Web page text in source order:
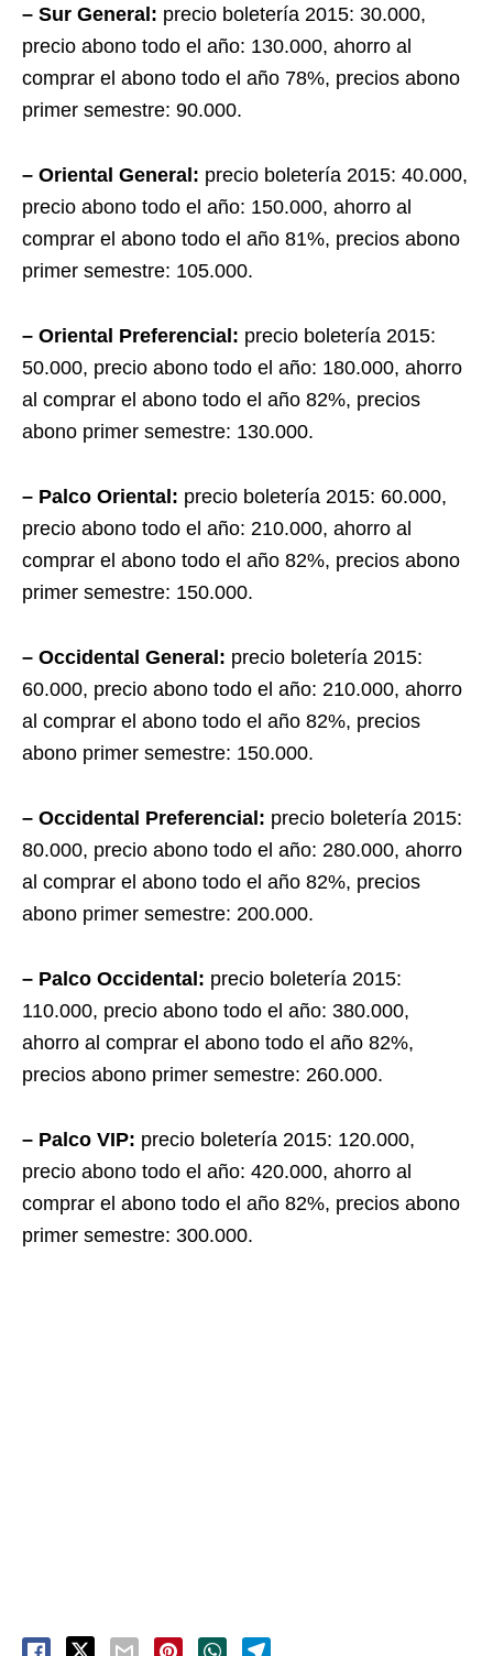
– Sur General: precio boletería 2015: 30.000,
precio abono todo el año: 130.000, ahorro al
comprar el abono todo el año 78%, precios abono
primer semestre: 90.000.
– Oriental General: precio boletería 2015: 40.000,
precio abono todo el año: 150.000, ahorro al
comprar el abono todo el año 81%, precios abono
primer semestre: 105.000.
– Oriental Preferencial: precio boletería 2015:
50.000, precio abono todo el año: 180.000, ahorro
al comprar el abono todo el año 82%, precios
abono primer semestre: 130.000.
– Palco Oriental: precio boletería 2015: 60.000,
precio abono todo el año: 210.000, ahorro al
comprar el abono todo el año 82%, precios abono
primer semestre: 150.000.
– Occidental General: precio boletería 2015:
60.000, precio abono todo el año: 210.000, ahorro
al comprar el abono todo el año 82%, precios
abono primer semestre: 150.000.
– Occidental Preferencial: precio boletería 2015:
80.000, precio abono todo el año: 280.000, ahorro
al comprar el abono todo el año 82%, precios
abono primer semestre: 200.000.
– Palco Occidental: precio boletería 2015:
110.000, precio abono todo el año: 380.000,
ahorro al comprar el abono todo el año 82%,
precios abono primer semestre: 260.000.
– Palco VIP: precio boletería 2015: 120.000,
precio abono todo el año: 420.000, ahorro al
comprar el abono todo el año 82%, precios abono
primer semestre: 300.000.